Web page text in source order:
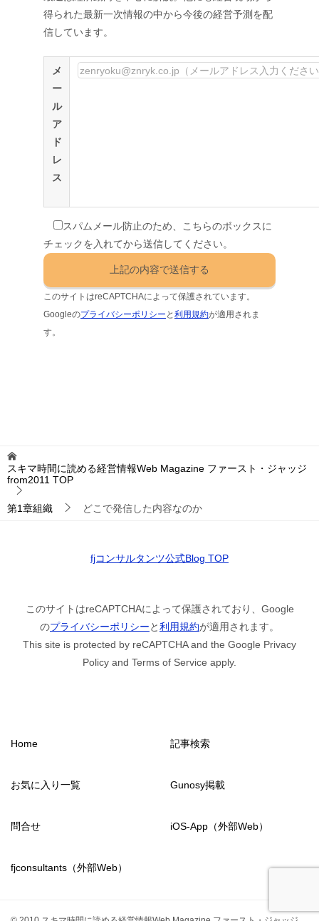
得られた最新一次情報の中から今後の経営予測を配
信しています。
メ
ー
ル
ア
ド
レ
ス
スパムメール防止のため、こちらのボックスに
チェックを入れてから送信してください。
このサイトはreCAPTCHAによって保護されています。
Googleのプライバシーポリシー と利用規約が適用されま
す。
スキマ時間に読める経営情報Web Magazine ファースト・ジャッジ
from2011 TOP
第1章組織 どこで発信した内容なのか
fjコンサルタンツ公式Blog TOP
このサイトはreCAPTCHAによって保護されており、Google
のプライバシーポリシーと利用規約が適用されます。
This site is protected by reCAPTCHA and the Google Privacy
Policy and Terms of Service apply.
Home 記事検索
お気に入り一覧 Gunosy掲載
問合せ iOS-App（外部Web）
fjconsultants（外部Web）